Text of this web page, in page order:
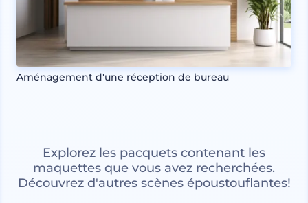
Aménagement d'une réception de bureau
Explorez les pacquets contenant les
maquettes que vous avez recherchées.
Découvrez d'autres scènes époustouflantes!